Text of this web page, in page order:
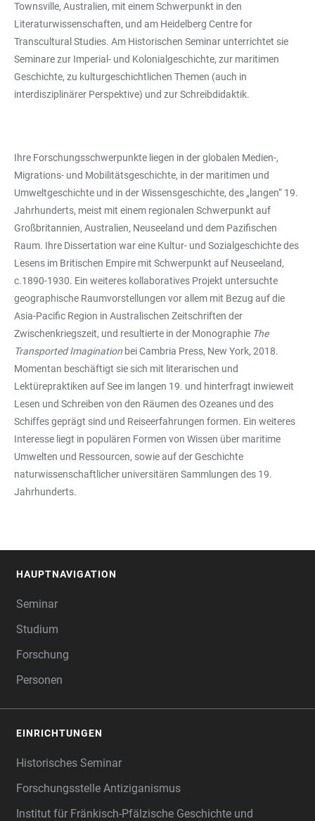
Townsville, Australien, mit einem Schwerpunkt in den
Literaturwissenschaften, und am Heidelberg Centre for
Transcultural Studies. Am Historischen Seminar unterrichtet sie
Seminare zur Imperial- und Kolonialgeschichte, zur maritimen
Geschichte, zu kulturgeschichtlichen Themen (auch in
interdisziplinärer Perspektive) und zur Schreibdidaktik.
Ihre Forschungsschwerpunkte liegen in der globalen Medien-,
Migrations- und Mobilitätsgeschichte, in der maritimen und
Umweltgeschichte und in der Wissensgeschichte, des „langen“ 19.
Jahrhunderts, meist mit einem regionalen Schwerpunkt auf
Großbritannien, Australien, Neuseeland und dem Pazifischen
Raum. Ihre Dissertation war eine Kultur- und Sozialgeschichte des
Lesens im Britischen Empire mit Schwerpunkt auf Neuseeland,
c.1890-1930. Ein weiteres kollaboratives Projekt untersuchte
geographische Raumvorstellungen vor allem mit Bezug auf die
Asia-Pacific Region in Australischen Zeitschriften der
Zwischenkriegszeit, und resultierte in der Monographie The
Transported Imagination bei Cambria Press, New York, 2018.
Momentan beschäftigt sie sich mit literarischen und
Lektürepraktiken auf See im langen 19. und hinterfragt inwieweit
Lesen und Schreiben von den Räumen des Ozeanes und des
Schiffes geprägt sind und Reiseerfahrungen formen. Ein weiteres
Interesse liegt in populären Formen von Wissen über maritime
Umwelten und Ressourcen, sowie auf der Geschichte
naturwissenschaftlicher universitären Sammlungen des 19.
Jahrhunderts.
HAUPTNAVIGATION
Seminar
Studium
Forschung
Personen
EINRICHTUNGEN
Historisches Seminar
Forschungsstelle Antiziganismus
Institut für Fränkisch-Pfälzische Geschichte und